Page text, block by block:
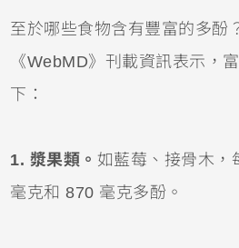
至於哪些食物含有豐富的多酚
《WebMD》刊載資訊表示，
下：
1. 漿果類。 如藍莓、接骨木，
毫克和 870 毫克多酚。